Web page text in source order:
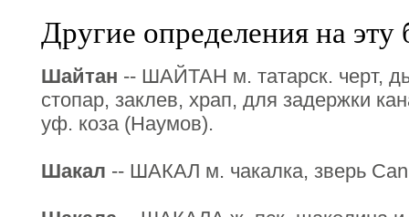
Другие определения на эту
Шайтан -- ШАЙТАН м. татарск. черт,
стопар, заклев, храп, для задержки
уф. коза (Наумов).
Шакал -- ШАКАЛ м. чакалка, зверь